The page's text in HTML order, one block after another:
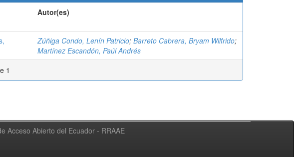
Autor(es)
Zúñiga Condo, Lenín Patricio; Barreto Cabrera, Bryam Wilfrido;
Martínez Escandón, Paúl Andrés
1
Acceso Abierto del Ecuador - RRAAE